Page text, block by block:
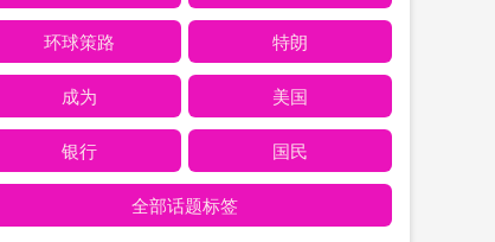
环球策路 特朗
成为 美国
银行 国民
全部话题标签